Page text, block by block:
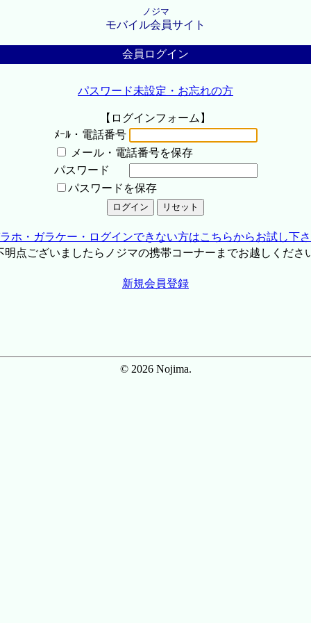
ノジマ
モバイル会員サイト
会員ログイン
パスワード未設定・お忘れの方
【ログインフォーム】
ﾒｰﾙ・電話番号
メール・電話番号を保存
パスワード
パスワードを保存
ホ・ガラケー・ログインできない方はこちらからお試し下
点ございましたらノジマの携帯コーナーまでお越しくださ
新規会員登録
© 2026 Nojima.